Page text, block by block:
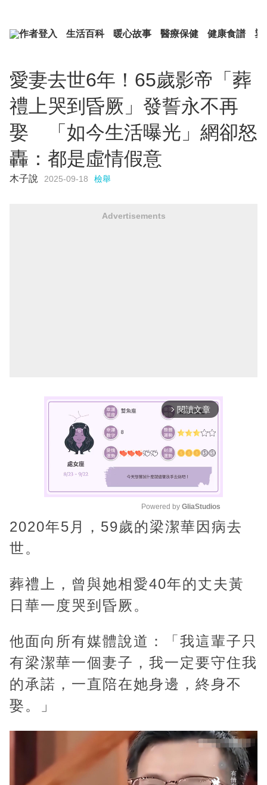
作者登入 生活百科 暖心故事 醫療保健 健康食譜 塑
愛妻去世6年！65歲影帝「葬
禮上哭到昏厥」發誓永不再
娶 「如今生活曝光」網卻怒
轟：都是虛情假意
木子說 2025-09-18 檢舉
Advertisements
arrow_forward_ios 閱讀文章
M
Powered by GliaStudios
2020年5月，59歲的梁潔華因病去
世。
葬禮上，曾與她相愛40年的丈夫黃
日華一度哭到昏厥。
他面向所有媒體說道：「我這輩子只
有梁潔華一個妻子，我一定要守住我
的承諾，一直陪在她身邊，終身不
娶。」